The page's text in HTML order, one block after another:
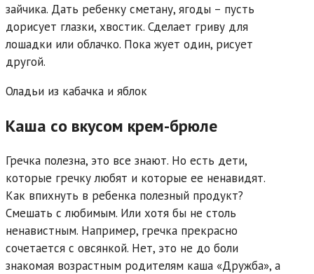
зайчика. Дать ребенку сметану, ягоды – пусть
дорисует глазки, хвостик. Сделает гриву для
лошадки или облачко. Пока жует один, рисует
другой.
Оладьи из кабачка и яблок
Каша со вкусом крем-брюле
Гречка полезна, это все знают. Но есть дети,
которые гречку любят и которые ее ненавидят.
Как впихнуть в ребенка полезный продукт?
Смешать с любимым. Или хотя бы не столь
ненавистным. Например, гречка прекрасно
сочетается с овсянкой. Нет, это не до боли
знакомая возрастным родителям каша «Дружба», а